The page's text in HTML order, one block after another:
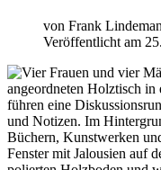
von Frank
Veröffentlicht am